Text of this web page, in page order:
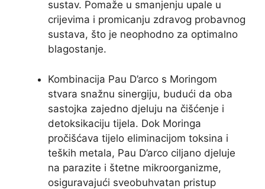
sustav. Pomaže u smanjenju upale u
crijevima i promicanju zdravog probavnog
sustava, što je neophodno za optimalno
blagostanje.
Kombinacija Pau D’arco s Moringom
stvara snažnu sinergiju, budući da oba
sastojka zajedno djeluju na čišćenje i
detoksikaciju tijela. Dok Moringa
pročišćava tijelo eliminacijom toksina i
teških metala, Pau D’arco ciljano djeluje
na parazite i štetne mikroorganizme,
osiguravajući sveobuhvatan pristup